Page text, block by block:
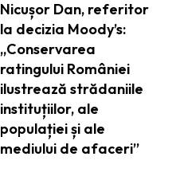
Nicușor Dan, referitor
la decizia Moody’s:
„Conservarea
ratingului României
ilustrează strădaniile
instituțiilor, ale
populației și ale
mediului de afaceri”